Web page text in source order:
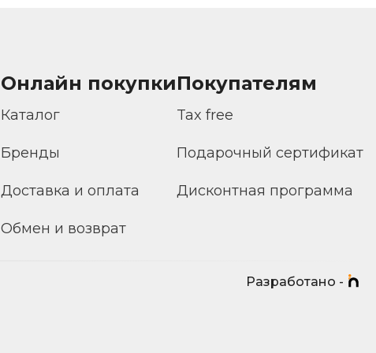
Онлайн покупки
Каталог
Бренды
Доставка и оплата
Обмен и возврат
Покупателям
Tax free
Подарочный сертификат
Дисконтная программа
Разработано -